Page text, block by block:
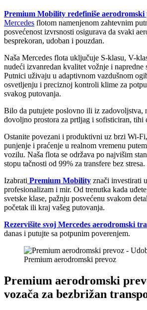
Premium Mobility redefiniše aerodromski
Mercedes flotom namenjenom zahtevnim
posvećenost izvrsnosti osigurava da svaki
besprekoran, udoban i pouzdan.
Naša Mercedes flota uključuje S-klasu, V-
nudeći izvanredan kvalitet vožnje i napredne
Putnici uživaju u adaptivnom vazdušnom
osvetljenju i preciznoj kontroli klime za
svakog putovanja.
Bilo da putujete poslovno ili iz zadovoljstva,
dovoljno prostora za prtljag i sofisticiran, tihi
Ostanite povezani i produktivni uz brzi Wi-
punjenje i praćenje u realnom vremenu
vozilu. Naša flota se održava po najvišim
stopu tačnosti od 99% za transfere bez stresa.
Izabrati Premium Mobility znači investirati
profesionalizam i mir. Od trenutka kada
svetske klase, pažnju posvećenu svakom
početak ili kraj vašeg putovanja.
Rezervišite svoj Mercedes aerodromski
danas i putujte sa potpunim poverenjem.
Premium aerodromski prevoz
Premium aerodromski
vozača za bezbrižan